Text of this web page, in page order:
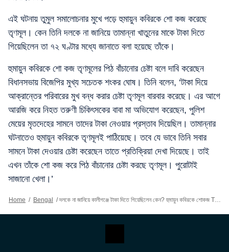
এই ঘটনায় তুমুল সমালোচনার মুখে পড়ে হুমায়ুন কবিরকে শো কজ করেছে
তৃণমূল। কেন তিনি দলকে না জানিয়ে তামান্না খাতুনের মাকে টাকা দিতে
গিয়েছিলেন তা ৭২ ঘণ্টার মধ্যে জানাতে বলা হয়েছে তাঁকে।
হুমায়ুন কবিরকে শো কজ তৃণমূলের পিঠ বাঁচানোর চেষ্টা বলে দাবি করেছেন
বিধানসভায় বিজেপির মুখ্য সচেতক শংকর ঘোষ। তিনি বলেন, ‘টাকা দিয়ে
আক্রান্তের পরিবারের মুখ বন্ধ করার চেষ্টা তৃণমূল বারবার করেছে। এর আগে
আরজি করে নিহত তরুণী চিকিৎসকের বাবা মা অভিযোগ করেছেন, পুলিশ
মেয়ের মৃতদেহের সামনে তাদের টাকা নেওয়ার প্রস্তাব দিয়েছিল। তামান্নার
ঘটনাতেও হুমায়ুন কবিরকে তৃণমূলই পাঠিয়েছে। তবে যে ভাবে তিনি সবার
সামনে টাকা দেওয়ার চেষ্টা করেছেন তাতে প্রতিক্রিয়া দেখা দিয়েছে। তাই
এখন তাঁকে শো কজ করে পিঠ বাঁচানোর চেষ্টা করছে তৃণমূল। পুরোটাই
সাজানো খেলা।’
Home / Bengal / দলকে না জানিয়ে কালীগঞ্জে টাকা দিতে গিয়েছিলেন কেন? হুমায়ুন কবিরকে শোকজ TMCর